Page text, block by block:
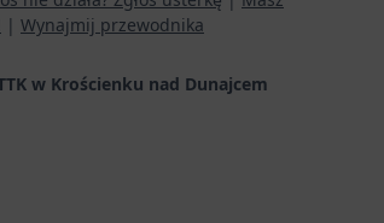
| Wynajmij przewodnika
w Krościenku nad Dunajcem